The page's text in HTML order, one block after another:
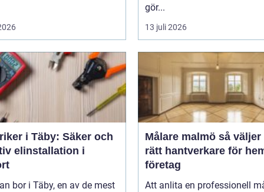
gör...
13 juli 2026
i Täby: Säker och
elinstallation i
bor i Täby, en av de mest
Målare malmö så väljer du
rätt hantverkare för
företag
Att anlita en professionell